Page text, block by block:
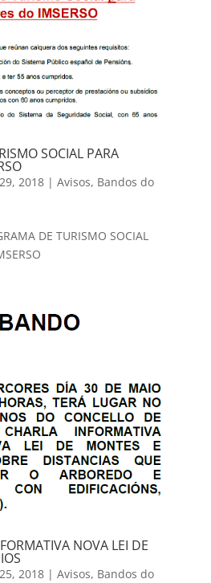
SOCIAL PARA
2018| Avisos, Bandos do
DE TURISMO SOCIAL
NOVA LEI DE
2018| Avisos, Bandos do